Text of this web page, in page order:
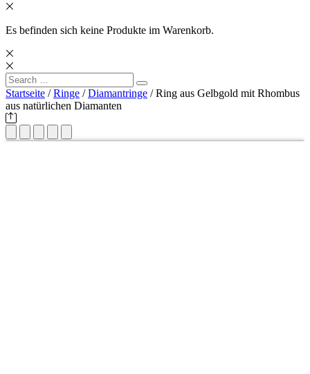
Es befinden sich keine Produkte im Warenkorb.
Search
for:
Search
Startseite /Ringe /Diamantringe / Ring aus Gelbgold mit Rhombus
aus natürlichen Diamanten